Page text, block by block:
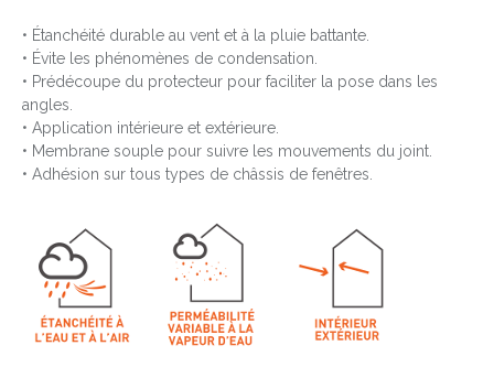
• Étanchéité durable au vent et à la pluie battante.
• Évite les phénomènes de condensation.
• Prédécoupe du protecteur pour faciliter la pose dans les
angles.
• Application intérieure et extérieure.
• Membrane souple pour suivre les mouvements du joint.
• Adhésion sur tous types de châssis de fenêtres.